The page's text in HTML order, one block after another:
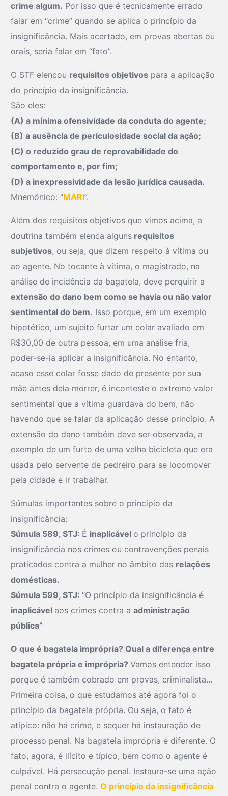
crime algum. Por isso que é tecnicamente errado
falar em “crime” quando se aplica o princípio da
insignificância. Mais acertado, em provas abertas ou
orais, seria falar em “fato”.
O STF elencou requisitos objetivos para a aplicação
do princípio da insignificância.
São eles:
(A) a mínima ofensividade da conduta do agente;
(B) a ausência de periculosidade social da ação;
(C) o reduzido grau de reprovabilidade do
comportamento e, por fim;
(D) a inexpressividade da lesão jurídica causada.
Mnemônico: “MARI”.
Além dos requisitos objetivos que vimos acima, a
doutrina também elenca alguns requisitos
subjetivos, ou seja, que dizem respeito à vítima ou
ao agente. No tocante à vítima, o magistrado, na
análise de incidência da bagatela, deve perquirir a
extensão do dano bem como se havia ou não valor
sentimental do bem. Isso porque, em um exemplo
hipotético, um sujeito furtar um colar avaliado em
R$30,00 de outra pessoa, em uma análise fria,
poder-se-ia aplicar a insignificância. No entanto,
acaso esse colar fosse dado de presente por sua
mãe antes dela morrer, é inconteste o extremo valor
sentimental que a vítima guardava do bem, não
havendo que se falar da aplicação desse princípio. A
extensão do dano também deve ser observada, a
exemplo de um furto de uma velha bicicleta que era
usada pelo servente de pedreiro para se locomover
pela cidade e ir trabalhar.
Súmulas importantes sobre o princípio da
insignificância:
Súmula 589, STJ: É inaplicável o princípio da
insignificância nos crimes ou contravenções penais
praticados contra a mulher no âmbito das relações
domésticas.
Súmula 599, STJ:“O princípio da insignificância é
inaplicável aos crimes contra aadministração
pública”
O que é bagatela imprópria? Qual a diferença entre
bagatela própria e imprópria?Vamos entender isso
porque é também cobrado em provas, criminalista…
Primeira coisa, o que estudamos até agora foi o
princípio da bagatela própria. Ou seja, o fato é
atípico: não há crime, e sequer há instauração de
processo penal. Na bagatela imprópria é diferente. O
fato, agora, é ilícito e típico, bem como o agente é
culpável. Há persecução penal. Instaura-se uma ação
penal contra o agente.O princípio da insignificância